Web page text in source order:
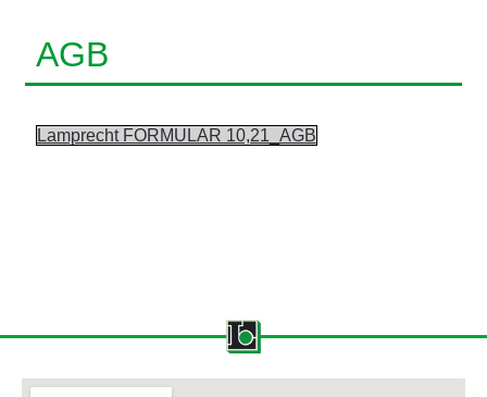
AGB
Lamprecht FORMULAR 10,21_AGB